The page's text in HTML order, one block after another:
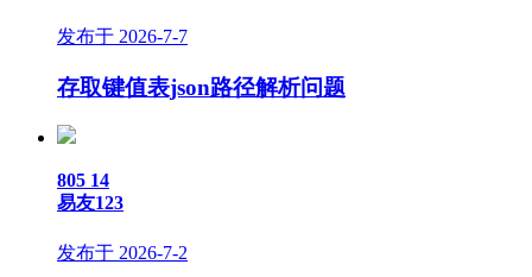
发布于 2026-7-7
存取键值表json路径解析问题
805 14
易友123
发布于 2026-7-2